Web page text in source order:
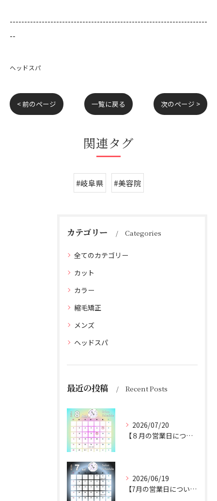
--------------------------------------------------------------------
--
ヘッドスパ
< 前のページ 一覧に戻る 次のページ >
関連タグ
#岐阜県 #美容院
カテゴリー Categories
全てのカテゴリー
カット
カラー
縮毛矯正
メンズ
ヘッドスパ
最近の投稿 Recent Posts
2026/07/20
【８月の営業日について】
2026/06/19
【7月の営業日について】